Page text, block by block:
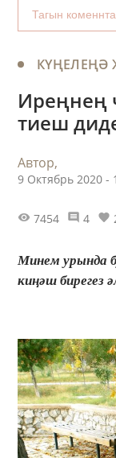
Тагын
Иреңнең
тиеш
Автор,
9 Октябрь 2020 -
7454 4
Минем урында
киңәш бирегез